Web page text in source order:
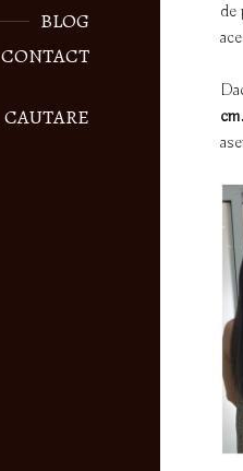
BLOG
CONTACT
CAUTARE
de
cm.